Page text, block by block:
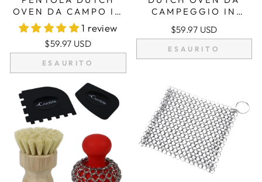
OVEN DA CAMPO IN
GHISA, 4.1 QT (3,9
L), INCLUSI
SOLLEVATORE PER
COPERCHIO E
SUPPORTO PER
COPERCHIO
1 review
$59.97 USD
ESAURITO
CAMPEGGIO IN
GHISA CON GAMBE -
4.1 QT (3.9 L),
INCLUSO
SOLLEVATORE PER
COPERCHIO
$59.97 USD
ESAURITO